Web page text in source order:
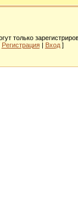
только
Регистрация| Вход]